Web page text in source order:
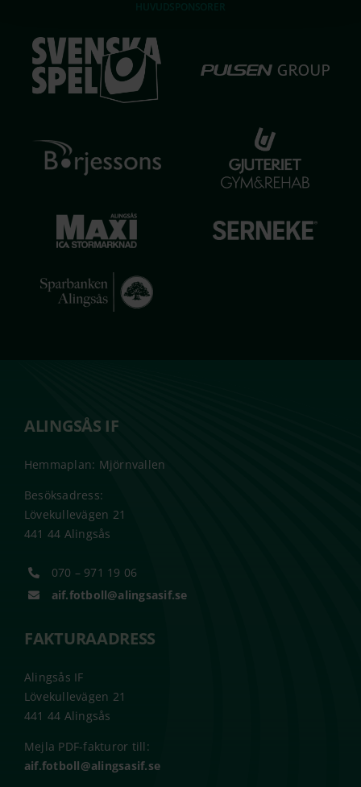
ALINGSÅS IF
Hemmaplan: Mjörnvallen
Besöksadress:
Lövekullevägen 21
441 44 Alingsås
070 – 971 19 06
aif.fotboll@alingsasif.se
FAKTURAADRESS
Alingsås IF
Lövekullevägen 21
441 44 Alingsås
Mejla PDF-fakturor till:
aif.fotboll@alingsasif.se